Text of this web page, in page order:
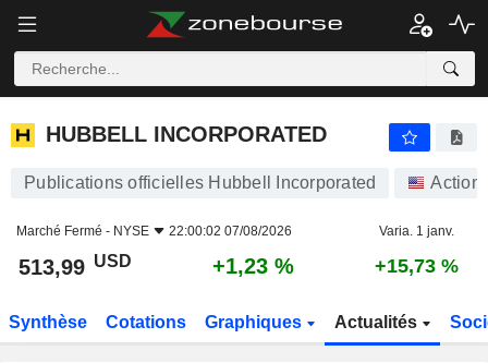
HUBBELL INCORPORATED
HUBBELL INCORPORATED
Publications officielles Hubbell Incorporated
Marché Fermé - NYSE 22:00:02 07/08/2026 Varia. 1 janv.
513,99 USD +1,23 % +15,73 %
Synthèse Cotations Graphiques Actualités